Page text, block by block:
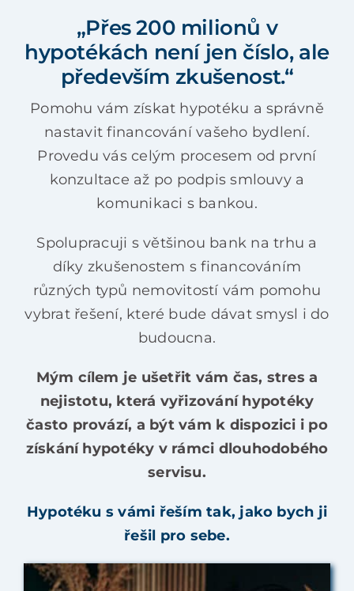
„Přes 200 milionů v
hypotékách není jen číslo, ale
především zkušenost.“
Pomohu vám získat hypotéku a správně
nastavit financování vašeho bydlení.
Provedu vás celým procesem od první
konzultace až po podpis smlouvy a
komunikaci s bankou.
Spolupracuji s většinou bank na trhu a
díky zkušenostem s financováním
různých typů nemovitostí vám pomohu
vybrat řešení, které bude dávat smysl i do
budoucna.
Mým cílem je ušetřit vám čas, stres a
nejistotu, která vyřizování hypotéky
často provází, a být vám k dispozici i po
získání hypotéky v rámci dlouhodobého
servisu.
Hypotéku s vámi řeším tak, jako bych ji
řešil pro sebe.